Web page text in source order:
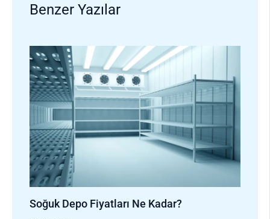
Benzer Yazılar
Soğuk Depo Fiyatları Ne Kadar?